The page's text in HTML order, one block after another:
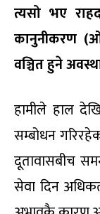
त्यसो भए
कानुनीकरण
वञ्चित हुने
हामीले हाल
सम्बोधन
दूतावासबीच
सेवा दिन